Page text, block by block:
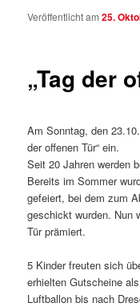
„Tag der
Veröffentlicht am25.
Am Sonntag, den
der offenen Tür“ ein.
Seit 20 Jahren werden
Bereits im Sommer
gefeiert, bei dem zum
geschickt wurden. Nun
Tür prämiert.
5 Kinder freuten sich
erhielten Gutscheine
Luftballon bis nach